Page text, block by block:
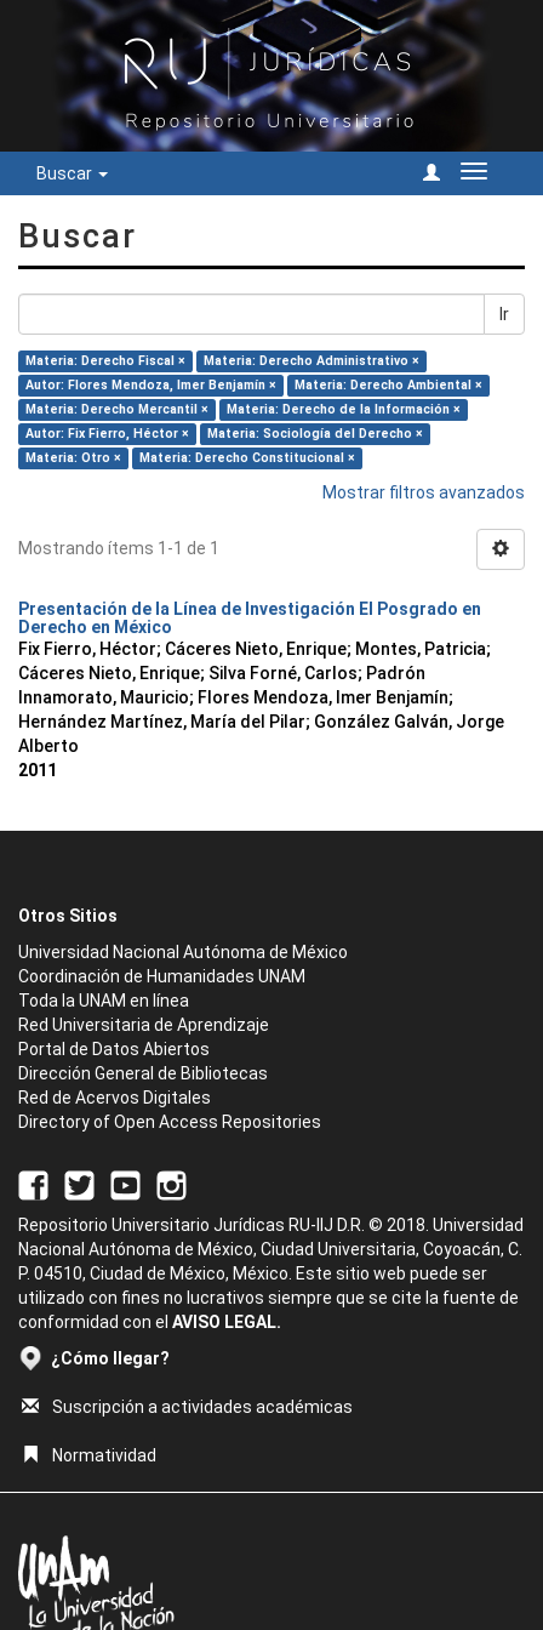
Buscar
Cambiar
Buscar
Ir
Materia: Derecho Fiscal ×
Materia: Derecho Administrativo ×
Autor: Flores Mendoza, Imer Benjamín ×
Materia: Derecho Ambiental ×
Materia: Derecho Mercantil ×
Materia: Derecho de la Información ×
Autor: Fix Fierro, Héctor ×
Materia: Sociología del Derecho ×
Materia: Otro ×
Materia: Derecho Constitucional ×
Mostrar filtros avanzados
Mostrando ítems 1-1 de 1
Presentación de la Línea de Investigación El Posgrado en
Derecho en México
Fix Fierro, Héctor; Cáceres Nieto, Enrique; Montes, Patricia;
Cáceres Nieto, Enrique; Silva Forné, Carlos; Padrón
Innamorato, Mauricio; Flores Mendoza, Imer Benjamín;
Hernández Martínez, María del Pilar; González Galván, Jorge
Alberto
2011
Otros Sitios
Universidad Nacional Autónoma de México
Coordinación de Humanidades UNAM
Toda la UNAM en línea
Red Universitaria de Aprendizaje
Portal de Datos Abiertos
Dirección General de Bibliotecas
Red de Acervos Digitales
Directory of Open Access Repositories
Repositorio Universitario Jurídicas RU-IIJ D.R. © 2018. Universidad
Nacional Autónoma de México, Ciudad Universitaria, Coyoacán, C.
P. 04510, Ciudad de México, México. Este sitio web puede ser
utilizado con fines no lucrativos siempre que se cite la fuente de
conformidad con el AVISO LEGAL.
¿Cómo llegar?
Suscripción a actividades académicas
Normatividad